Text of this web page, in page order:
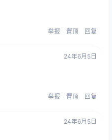
举报 置顶 回复
24年6月5日
举报 置顶 回复
24年6月5日